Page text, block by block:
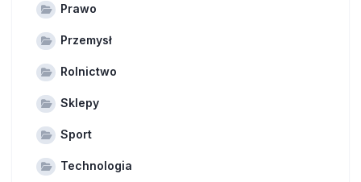
Prawo
Przemysł
Rolnictwo
Sklepy
Sport
Technologia